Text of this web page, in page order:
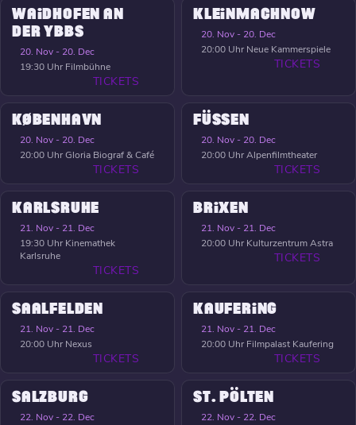
WAIDHOFEN AN
DER YBBS
20. Nov - 20. Dec
19:30 Uhr Filmbühne
TICKETS
KLEINMACHNOW
20. Nov - 20. Dec
20:00 Uhr Neue Kammerspiele
TICKETS
KØBENHAVN
20. Nov - 20. Dec
20:00 UhrGloria Biograf & Café
TICKETS
FÜSSEN
20. Nov - 20. Dec
20:00 UhrAlpenfilmtheater
TICKETS
KARLSRUHE
21. Nov - 21. Dec
19:30 Uhr Kinemathek
Karlsruhe
TICKETS
BRIXEN
21. Nov - 21. Dec
20:00 Uhr Kulturzentrum Astra
TICKETS
SAALFELDEN
21. Nov - 21. Dec
20:00 Uhr Nexus
TICKETS
KAUFERING
21. Nov - 21. Dec
20:00 Uhr Filmpalast Kaufering
TICKETS
SALZBURG
22. Nov - 22. Dec
ST. PÖLTEN
22. Nov - 22. Dec